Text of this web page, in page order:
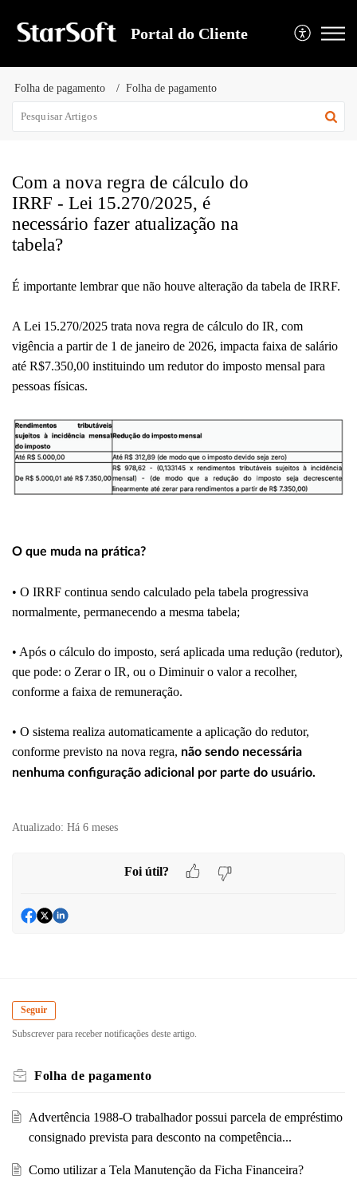
Portal do Cliente
Folha de pagamento Folha de pagamento
Com a nova regra de cálculo do
IRRF - Lei 15.270/2025, é
necessário fazer atualização na
tabela?
É importante lembrar que não houve alteração da tabela de IRRF.
A Lei 15.270/2025 trata nova regra de cálculo do IR, com
vigência a partir de 1 de janeiro de 2026, impacta faixa de salário
até R$7.350,00 instituindo um redutor do imposto mensal para
pessoas físicas.
O que muda na prática?
• O IRRF continua sendo calculado pela tabela progressiva
normalmente, permanecendo a mesma tabela;
• Após o cálculo do imposto, será aplicada uma redução (redutor),
que pode: o Zerar o IR, ou o Diminuir o valor a recolher,
conforme a faixa de remuneração.
• O sistema realiza automaticamente a aplicação do redutor,
conforme previsto na nova regra, não sendo necessária
nenhuma configuração adicional por parte do usuário.
Atualizado: Há 6 meses
Foi útil?
Seguir
Subscrever para receber notificações deste artigo.
Folha de pagamento
Advertência 1988-O trabalhador possui parcela de empréstimo
consignado prevista para desconto na competência...
Como utilizar a Tela Manutenção da Ficha Financeira?